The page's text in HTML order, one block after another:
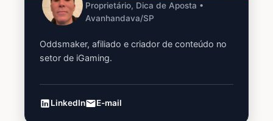
Proprietário, Dica de Aposta •
Avanhandava/SP
Oddsmaker, afiliado e criador de conteúdo no
setor de iGaming.
LinkedIn E-mail